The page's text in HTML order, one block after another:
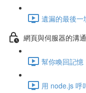
遺漏的最後
網頁與伺服器的溝通
幫你喚回記
用 node.js 呼